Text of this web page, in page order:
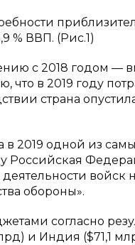
% ВВП. (Рис.1)
с 2018 годом —
в 2019 году
страна
в 2019 одной из
Российская
войск
обороны».
согласно
и Индия ($71,1